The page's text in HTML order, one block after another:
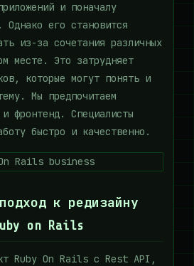
и поначалу
Однако его становится
из-за сочетания различных
месте. Это затрудняет
которые могут понять и
Мы предпочитаем
фронтенд. Специалисты
быстро и качественно.
к редизайну
on Rails
Ruby On Rails с Rest API,